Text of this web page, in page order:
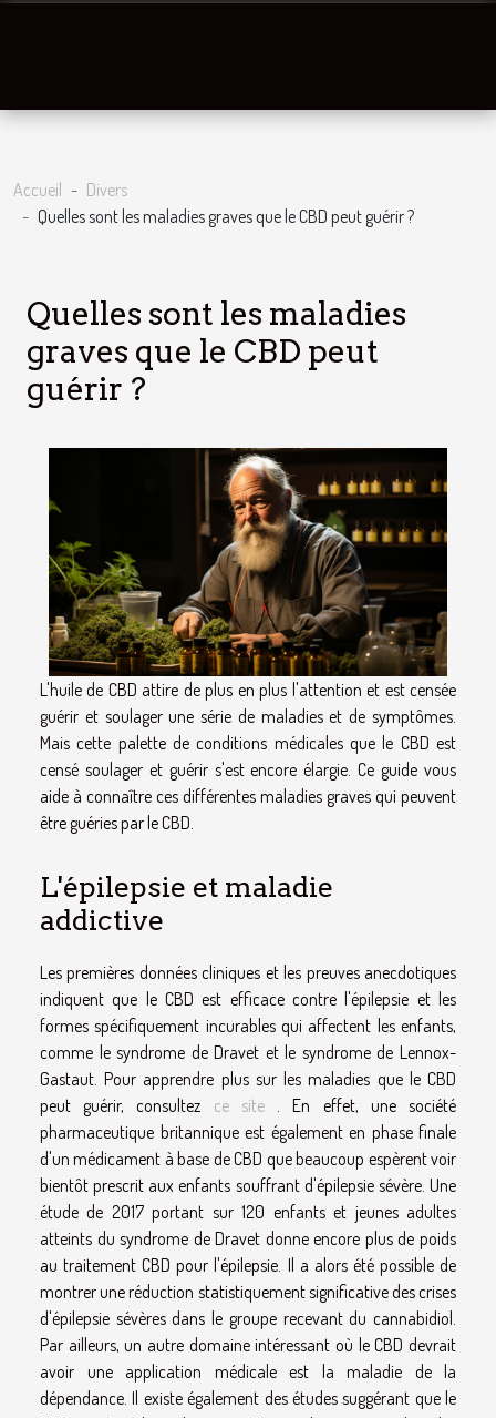
Accueil
Divers
Quelles sont les maladies graves que le CBD peut guérir ?
Quelles sont les maladies
graves que le CBD peut
guérir ?
L'huile de CBD attire de plus en plus l'attention et est censée
guérir et soulager une série de maladies et de symptômes.
Mais cette palette de conditions médicales que le CBD est
censé soulager et guérir s'est encore élargie. Ce guide vous
aide à connaître ces différentes maladies graves qui peuvent
être guéries par le CBD.
L'épilepsie et maladie
addictive
Les premières données cliniques et les preuves anecdotiques
indiquent que le CBD est efficace contre l'épilepsie et les
formes spécifiquement incurables qui affectent les enfants,
comme le syndrome de Dravet et le syndrome de Lennox-
Gastaut. Pour apprendre plus sur les maladies que le CBD
peut guérir, consultez ce site
. En effet, une société
pharmaceutique britannique est également en phase finale
d'un médicament à base de CBD que beaucoup espèrent voir
bientôt prescrit aux enfants souffrant d'épilepsie sévère. Une
étude de 2017 portant sur 120 enfants et jeunes adultes
atteints du syndrome de Dravet donne encore plus de poids
au traitement CBD pour l'épilepsie. Il a alors été possible de
montrer une réduction statistiquement significative des crises
d'épilepsie sévères dans le groupe recevant du cannabidiol.
Par ailleurs, un autre domaine intéressant où le CBD devrait
avoir une application médicale est la maladie de la
dépendance. Il existe également des études suggérant que le